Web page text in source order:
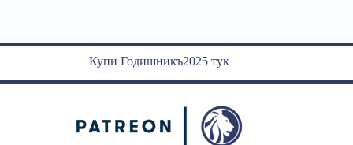
Купи Годишникъ2025 тук